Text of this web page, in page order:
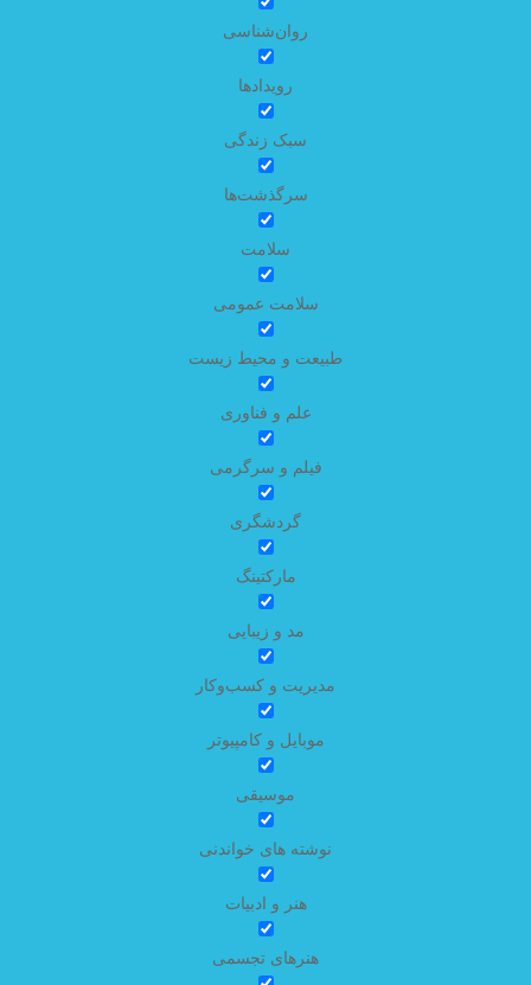
روان‌شناسی
رویدادها
سبک زندگی
سرگذشت‌ها
سلامت
سلامت عمومی
طبیعت و محیط زیست
علم و فناوری
فیلم و سرگرمی
گردشگری
مارکتینگ
مد و زیبایی
مدیریت و کسب‌وکار
موبایل و کامپیوتر
موسیقی
نوشته های خواندنی
هنر و ادبیات
هنرهای تجسمی